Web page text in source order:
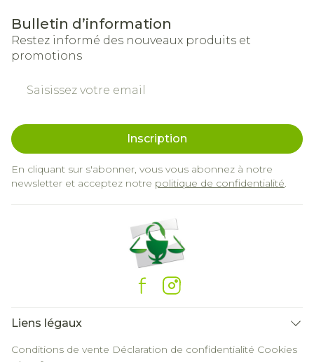
Bulletin d’information
Restez informé des nouveaux produits et
promotions
Inscription
En cliquant sur s'abonner, vous vous abonnez à notre
newsletter et acceptez notre politique de confidentialité.
Liens légaux
Conditions de vente Déclaration de confidentialité Cookies